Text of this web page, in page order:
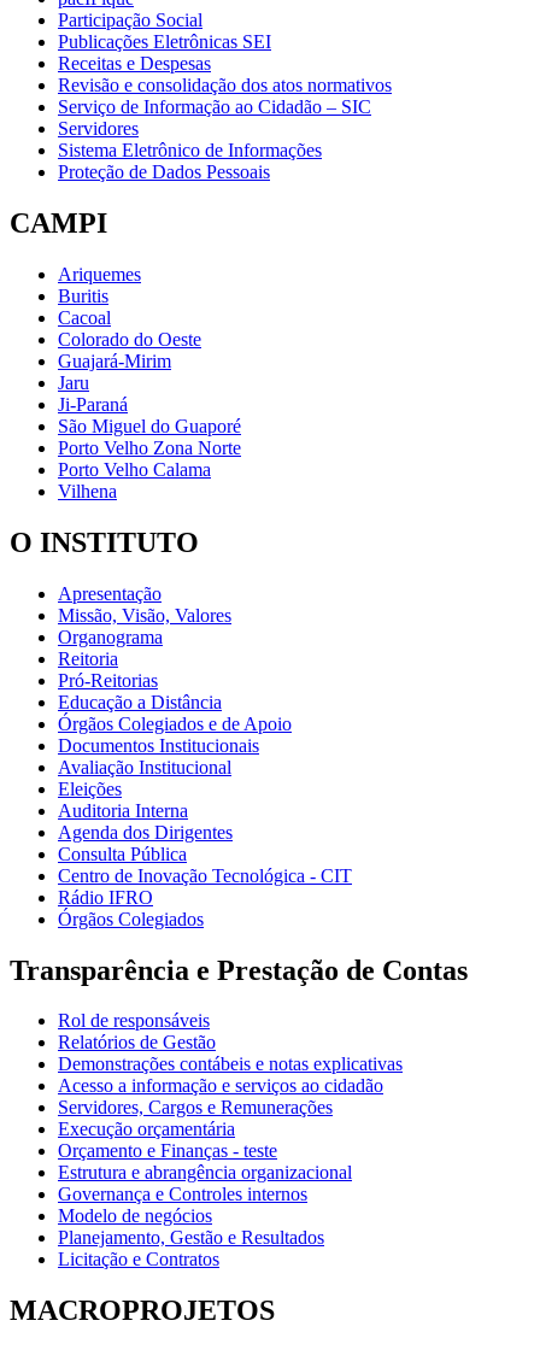
Participação Social
Publicações Eletrônicas SEI
Receitas e Despesas
Revisão e consolidação dos atos normativos
Serviço de Informação ao Cidadão – SIC
Servidores
Sistema Eletrônico de Informações
Proteção de Dados Pessoais
CAMPI
Ariquemes
Buritis
Cacoal
Colorado do Oeste
Guajará-Mirim
Jaru
Ji-Paraná
São Miguel do Guaporé
Porto Velho Zona Norte
Porto Velho Calama
Vilhena
O INSTITUTO
Apresentação
Missão, Visão, Valores
Organograma
Reitoria
Pró-Reitorias
Educação a Distância
Órgãos Colegiados e de Apoio
Documentos Institucionais
Avaliação Institucional
Eleições
Auditoria Interna
Agenda dos Dirigentes
Consulta Pública
Centro de Inovação Tecnológica - CIT
Rádio IFRO
Órgãos Colegiados
Transparência e Prestação de Contas
Rol de responsáveis
Relatórios de Gestão
Demonstrações contábeis e notas explicativas
Acesso a informação e serviços ao cidadão
Servidores, Cargos e Remunerações
Execução orçamentária
Orçamento e Finanças - teste
Estrutura e abrangência organizacional
Governança e Controles internos
Modelo de negócios
Planejamento, Gestão e Resultados
Licitação e Contratos
MACROPROJETOS